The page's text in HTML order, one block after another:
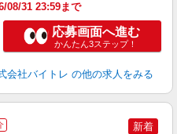
08/31 23:59まで
応募画面へ進む
かんたん3ステップ！
会社バイトレ の他の求人をみる
新着